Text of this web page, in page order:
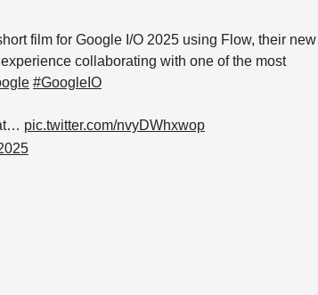
film for Google I/O 2025 using Flow, their new
collaborating with one of the most
#GoogleIO
pic.twitter.com/nvyDWhxwop